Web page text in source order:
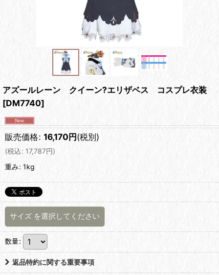
アズールレーン クイーン?エリザベス コスプレ衣装
[DM7740]
販売価格: 16,170円(税別)
(税込: 17,787円)
重み: 1kg
サイズ を選択してください
数量:
返品特約に関する重要事項